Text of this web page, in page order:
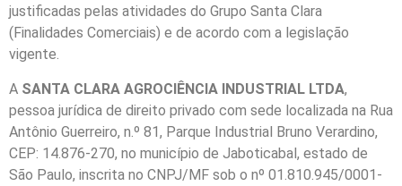
justificadas pelas atividades do Grupo Santa Clara
(Finalidades Comerciais) e de acordo com a legislação
vigente.
A SANTA CLARA AGROCIÊNCIA INDUSTRIAL LTDA,
pessoa jurídica de direito privado com sede localizada na Rua
Antônio Guerreiro, n.º 81, Parque Industrial Bruno Verardino,
CEP: 14.876-270, no município de Jaboticabal, estado de
São Paulo, inscrita no CNPJ/MF sob o nº 01.810.945/0001-